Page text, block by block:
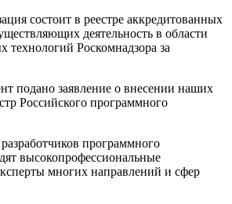
состоит в реестре аккредитованных
деятельность в области
Роскомнадзора за
подано заявление о внесении наших
Российского программного
программного
высокопрофессиональные
многих направлений и сфер